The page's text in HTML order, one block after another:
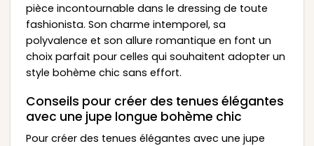
pièce incontournable dans le dressing de toute
fashionista. Son charme intemporel, sa
polyvalence et son allure romantique en font un
choix parfait pour celles qui souhaitent adopter un
style bohème chic sans effort.
Conseils pour créer des tenues élégantes
avec une jupe longue bohème chic
Pour créer des tenues élégantes avec une jupe